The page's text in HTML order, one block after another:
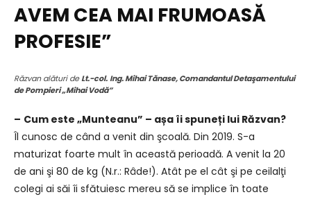
AVEM CEA MAI FRUMOASĂ
PROFESIE”
Răzvan alături deLt.-col.Ing. Mihai Tănase, Comandantul Detaşamentului
de Pompieri „Mihai Vodă”
– Cum este „Munteanu” – așa îi spuneți lui Răzvan?
Îl cunosc de când a venit din şcoală. Din 2019. S-a
maturizat foarte mult în această perioadă. A venit la 20
de ani şi 80 de kg (N.r.: Râde!). Atât pe el cât şi pe ceilalţi
colegi ai săi îi sfătuiesc mereu să se implice în toate